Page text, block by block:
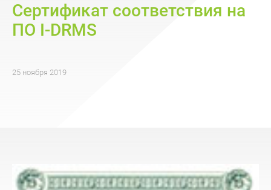
Cертификат соответствия на
ПО I-DRMS
25 ноября 2019